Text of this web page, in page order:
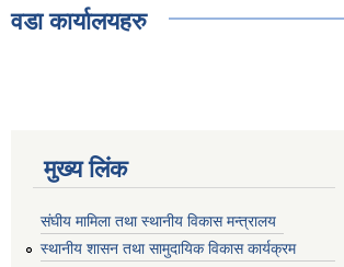
वडा कार्यालयहरु
मुख्य लिंक
संघीय मामिला तथा स्थानीय विकास मन्त्रालय
स्थानीय शासन तथा सामुदायिक विकास कार्यक्रम